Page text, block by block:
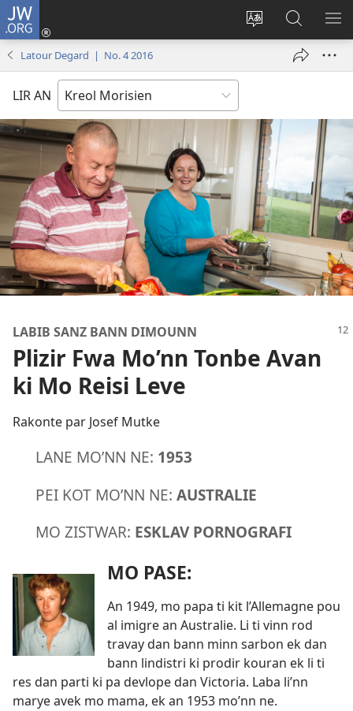
JW.ORG
Sanz
Koneksion
(ouver
tab
Fer
Resers
lor
Latour Degard | No. 4 2016
LIR AN
LABIB SANZ BANN DIMOUNN
Plizir Fwa Mo’nn Tonbe Avan
ki Mo Reisi Leve
Rakonte par Josef Mutke
LANE MO’NN NE: 1953
PEI KOT MO’NN NE: AUSTRALIE
MO ZISTWAR: ESKLAV PORNOGRAFI
MO PASE:
An 1949, mo papa ti kit l’Allemagne pou
al imigre an Australie. Li ti vinn rod
travay dan bann minn sarbon ek dan
bann lindistri ki prodir kouran ek li ti
res dan parti ki pa devlope dan Victoria. Laba li’nn
marye avek mo mama, ek an 1953 mo’nn ne.